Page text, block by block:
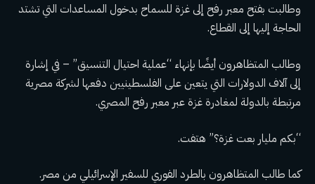
وطالبت بفتح معبر رفح إلى غزة للسماح بدخول المساعدات التي تشتد
الحاجة إليها إلى القطاع.
وطالب المتظاهرون أيضًا بإنهاء “عملية احتيال التنسيق” – في إشارة
إلى آلاف الدولارات التي يتعين على الفلسطينيين دفعها لشركة مصرية
مرتبطة بالدولة لمغادرة غزة عبر معبر رفح المصري.
“بكم مليار بعت غزة؟” هتفت.
كما طالب المتظاهرون بالطرد الفوري للسفير الإسرائيلي من مصر.